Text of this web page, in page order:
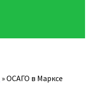
»ОСАГО в Марксе